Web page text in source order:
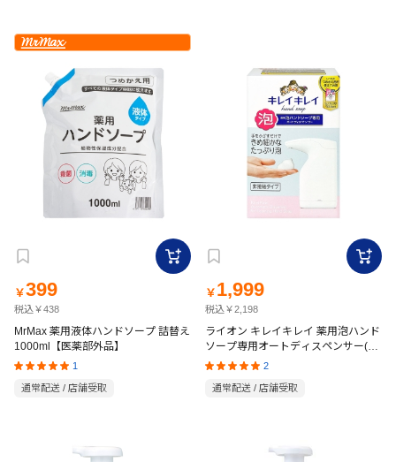
￥399
税込￥438
MrMax 薬用液体ハンドソープ 詰替え
1000ml【医薬部外品】
1
通常配送 / 店舗受取
￥ 1,999
税込￥2,198
ライオン キレイキレイ 薬用泡ハンド
ソープ専用オートディスペンサー(詰
め替え用付)【医薬部外品】 200ml
2
通常配送 / 店舗受取